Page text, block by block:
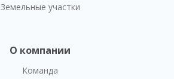
Земельные участки
О компании
Команда